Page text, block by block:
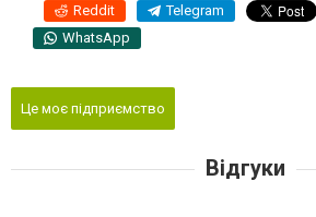
Reddit Telegram
WhatsApp
Це моє підприємство
Відгуки